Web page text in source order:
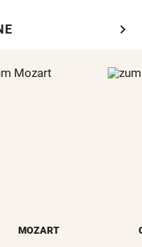
chevron_right
MOZART